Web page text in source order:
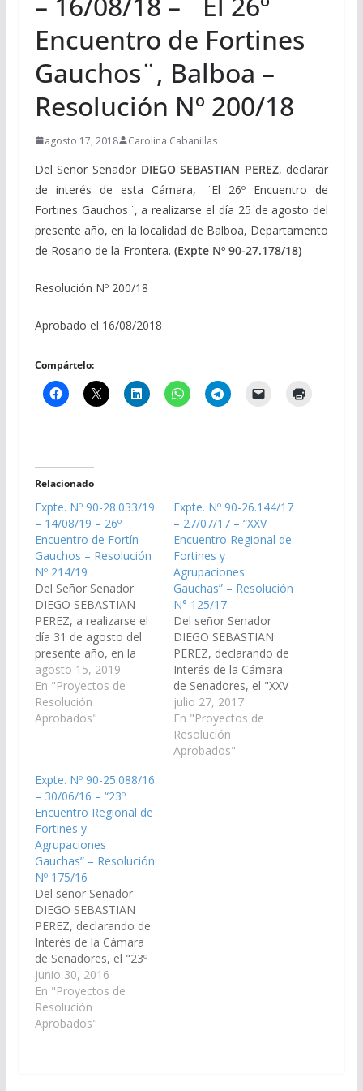
Encuentro de Fortines
Gauchos¨, Balboa –
Resolución Nº 200/18
agosto 17, 2018 Carolina Cabanillas
Del Señor Senador DIEGO SEBASTIAN PEREZ, declarar
de interés de esta Cámara, ¨El 26º Encuentro de
Fortines Gauchos¨, a realizarse el día 25 de agosto del
presente año, en la localidad de Balboa, Departamento
de Rosario de la Frontera. (Expte Nº 90-27.178/18)
Resolución Nº 200/18
Aprobado el 16/08/2018
Compártelo:
Relacionado
Expte. Nº 90-28.033/19
– 14/08/19 – 26º
Encuentro de Fortín
Gauchos – Resolución
Nº 214/19
Del Señor Senador
DIEGO SEBASTIAN
PEREZ, a realizarse el
día 31 de agosto del
presente año, en la
localidad de Balboa,
Dpto de Rosario de la
Frontera. (Expte. Nº 90-
28.033/19) Resolución
agosto 15, 2019
En "Proyectos de
Resolución
Aprobados"
Expte. Nº 90-26.144/17
– 27/07/17 – “XXV
Encuentro Regional de
Fortines y
Agrupaciones
Gauchas” – Resolución
N° 125/17
Del señor Senador
DIEGO SEBASTIAN
PEREZ, declarando de
Interés de la Cámara
de Senadores, el "XXV
Encuentro Regional de
Fortines y
Agrupaciones
Gauchas", a realizarse
julio 27, 2017
En "Proyectos de
Resolución
Aprobados"
Expte. Nº 90-25.088/16
– 30/06/16 – “23º
Encuentro Regional de
Fortines y
Agrupaciones
Gauchas” – Resolución
Nº 175/16
Del señor Senador
DIEGO SEBASTIAN
PEREZ, declarando de
Interés de la Cámara
de Senadores, el "23º
Encuentro Regional de
Fortines y
Agrupaciones
Gauchas" a realizarse
junio 30, 2016
En "Proyectos de
Resolución
Aprobados"